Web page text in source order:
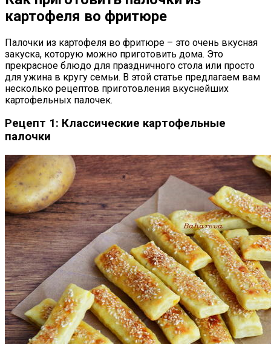
картофеля во фритюре
Палочки из картофеля во фритюре – это очень вкусная
закуска, которую можно приготовить дома. Это
прекрасное блюдо для праздничного стола или просто
для ужина в кругу семьи. В этой статье предлагаем вам
несколько рецептов приготовления вкуснейших
картофельных палочек.
Рецепт 1: Классические картофельные
палочки